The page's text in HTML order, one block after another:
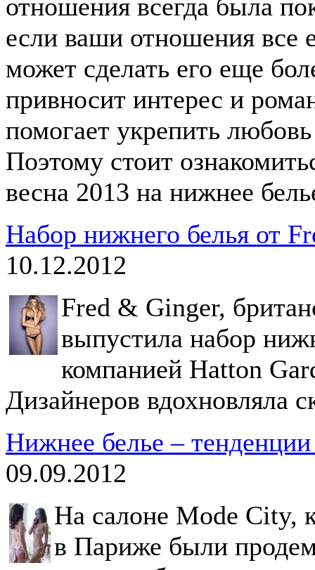
отношения всегда была
если ваши отношения все
может сделать его еще
привносит интерес и
помогает укрепить
Поэтому стоит
весна 2013 на нижнее
Набор нижнего белья от
10.12.2012
Fred & Ginger,
выпустила набор
компанией Hatton
Дизайнеров вдохновляла
Нижнее белье –
09.09.2012
На салоне Mode City,
в Париже были